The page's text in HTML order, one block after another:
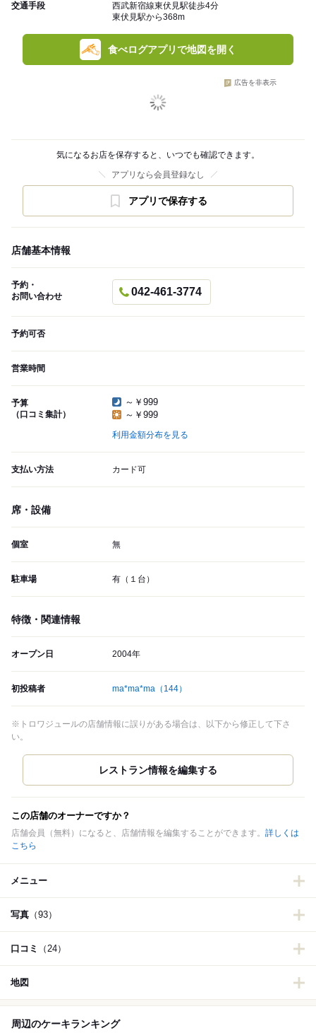
交通手段
西武新宿線東伏見駅徒歩4分
東伏見駅から368m
食べログアプリで地図を開く
広告を非表示
気になるお店を保存すると、いつでも確認できます。
アプリなら会員登録なし
アプリで保存する
店舗基本情報
予約・
お問い合わせ
042-461-3774
予約可否
営業時間
予算
（口コミ集計）
～￥999
～￥999
利用金額分布を見る
支払い方法 カード可
席・設備
個室 無
駐車場 有（１台）
特徴・関連情報
オープン日 2004年
初投稿者 ma*ma*ma （144）
※トロワジュールの店舗情報に誤りがある場合は、以下から修正して下さ
い。
この店舗のオーナーですか？
店舗会員（無料）になると、店舗情報を編集することができます。 詳しくは
こちら
メニュー
写真 （93）
口コミ （24）
地図
周辺のケーキランキング